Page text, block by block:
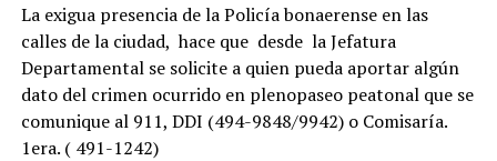
La exigua presencia de la Policía bonaerense en las
calles de la ciudad, hace que desde la Jefatura
Departamental se solicite a quien pueda aportar algún
dato del crimen ocurrido en plenopaseo peatonal que se
comunique al 911, DDI (494-9848/9942) o Comisaría.
1era. ( 491-1242)